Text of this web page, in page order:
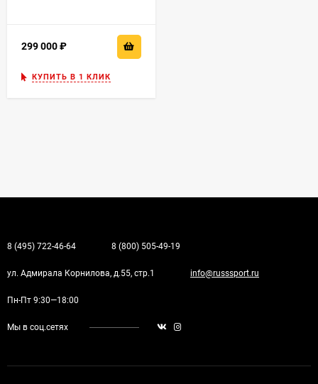
299 000
КУПИТЬ В 1 КЛИК
8 (495) 722-46-64 8 (800) 505-49-19
ул. Адмирала Корнилова, д.55, стр.1 info@russsport.ru
Пн-Пт 9:30—18:00
Мы в соц.сетях